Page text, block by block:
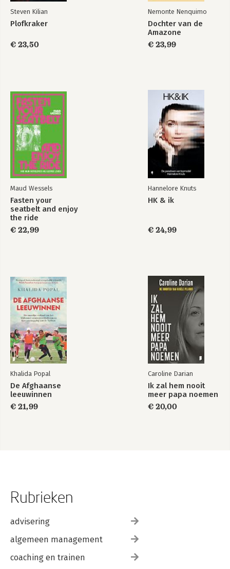
Steven Kilian
Plofkraker
€ 23,50
Nemonte Nenquimo
Dochter van de
Amazone
€ 23,99
Maud Wessels
Fasten your
seatbelt and enjoy
the ride
€ 22,99
Hannelore Knuts
HK & ik
€ 24,99
Khalida Popal
De Afghaanse
leeuwinnen
€ 21,99
Caroline Darian
Ik zal hem nooit
meer papa noemen
€ 20,00
Rubrieken
advisering
algemeen management
coaching en trainen